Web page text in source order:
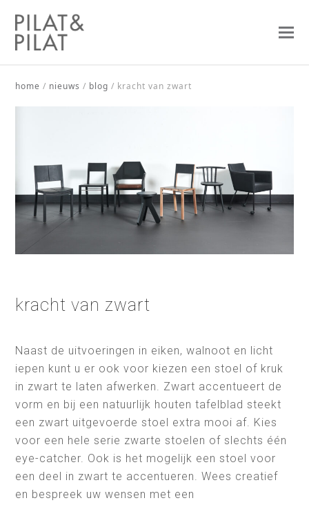
home / nieuws / blog / kracht van zwart
kracht van zwart
Naast de uitvoeringen in eiken, walnoot en licht
iepen kunt u er ook voor kiezen een stoel of kruk
in zwart te laten afwerken. Zwart accentueert de
vorm en bij een natuurlijk houten tafelblad steekt
een zwart uitgevoerde stoel extra mooi af. Kies
voor een hele serie zwarte stoelen of slechts één
eye-catcher. Ook is het mogelijk een stoel voor
een deel in zwart te accentueren. Wees creatief
en bespreek uw wensen met een